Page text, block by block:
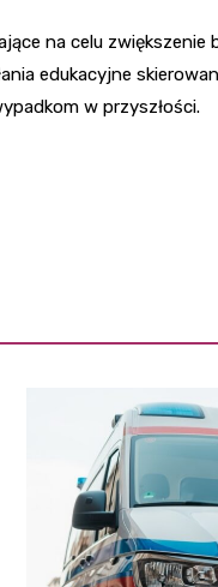
na celu
edukacyjne
w przyszłości.